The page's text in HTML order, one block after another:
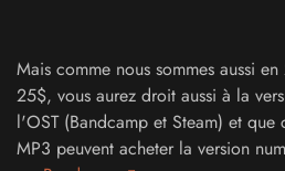
Mais comme nous sommes aussi
25$, vous aurez droit aussi à la
l'OST (Bandcamp et Steam) et que
MP3 peuvent acheter la version